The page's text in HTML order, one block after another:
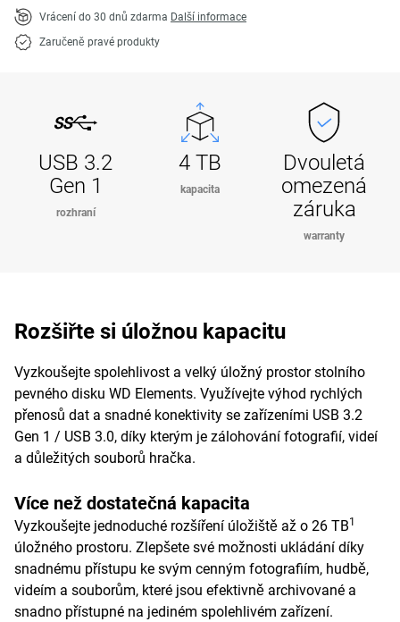
Vrácení do 30 dnů zdarma Další informace
Zaručeně pravé produkty
USB 3.2
Gen 1
rozhraní
4 TB
kapacita
Dvouletá
omezená
záruka
warranty
Rozšiřte si úložnou kapacitu
Vyzkoušejte spolehlivost a velký úložný prostor stolního
pevného disku WD Elements. Využívejte výhod rychlých
přenosů dat a snadné konektivity se zařízeními USB 3.2
Gen 1 / USB 3.0, díky kterým je zálohování fotografií, videí
a důležitých souborů hračka.
Více než dostatečná kapacita
Vyzkoušejte jednoduché rozšíření úložiště až o 26 TB1
úložného prostoru. Zlepšete své možnosti ukládání díky
snadnému přístupu ke svým cenným fotografiím, hudbě,
videím a souborům, které jsou efektivně archivované a
snadno přístupné na jediném spolehlivém zařízení.